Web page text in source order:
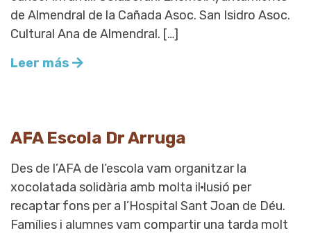
de Almendral de la Cañada Asoc. San Isidro Asoc.
Cultural Ana de Almendral. […]
Leer más
AFA Escola Dr Arruga
Des de l’AFA de l’escola vam organitzar la
xocolatada solidària amb molta il·lusió per
recaptar fons per a l’Hospital Sant Joan de Déu.
Famílies i alumnes vam compartir una tarda molt